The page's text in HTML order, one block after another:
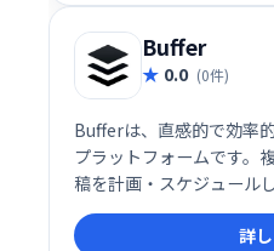
Buffer
0.0 (0件)
Bufferは、直感的で効率
プラットフォームです。
稿を計画・スケジュール
ォーマンス分析も可能で
Instagramの直接スケジ
詳